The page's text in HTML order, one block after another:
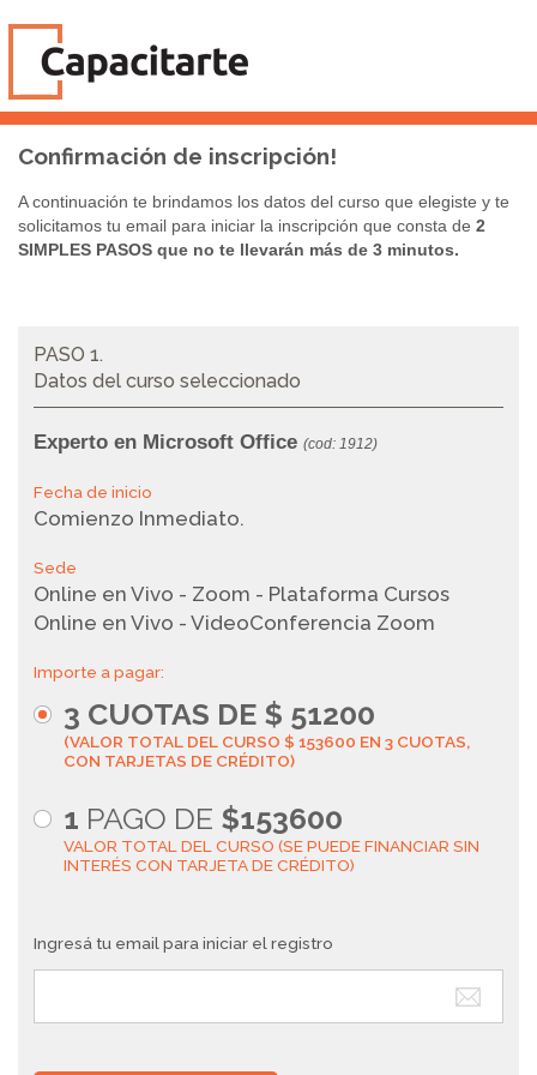
Confirmación de inscripción!
A continuación te brindamos los datos del curso que elegiste y te
solicitamos tu email para iniciar la inscripción que consta de 2
SIMPLES PASOS que no te llevarán más de 3 minutos.
PASO 1.
Datos del curso seleccionado
Experto en Microsoft Office (cod: 1912)
Fecha de inicio
Comienzo Inmediato.
Sede
Online en Vivo - Zoom - Plataforma Cursos
Online en Vivo - VideoConferencia Zoom
Importe a pagar:
3 CUOTAS DE $ 51200
(VALOR TOTAL DEL CURSO $ 153600 EN 3 CUOTAS,
CON TARJETAS DE CRÉDITO)
1 PAGO DE $153600
VALOR TOTAL DEL CURSO (SE PUEDE FINANCIAR SIN
INTERÉS CON TARJETA DE CRÉDITO)
Ingresá tu email para iniciar el registro